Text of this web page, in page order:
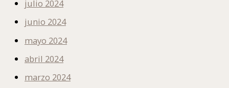
julio 2024
junio 2024
mayo 2024
abril 2024
marzo 2024